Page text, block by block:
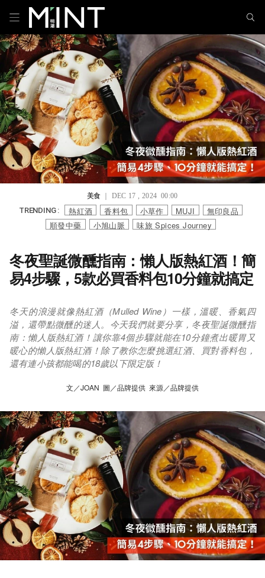
美食｜ DEC 17 , 2024 00:00
TRENDING : 熱紅酒 香料包 小草作 MUJI
無印良品
順發中藥
小旭山脈 味旅 Spices Journey
冬夜聖誕微醺指南：懶人版熱紅酒！簡
易4步驟，5款必買香料包10分鐘就搞定
冬天的浪漫就像熱紅酒（Mulled Wine）一樣，溫暖、香氣四
溢，還帶點微醺的迷人。今天我們就要分享，冬夜聖誕微醺指
南：懶人版熱紅酒！讓你靠4個步驟就能在10分鐘煮出暖胃又
暖心的懶人版熱紅酒！除了教你怎麼挑選紅酒、買對香料包，
還有連小孩都能喝的18歲以下限定版！
文／JOAN 圖／品牌提供 來源／品牌提供